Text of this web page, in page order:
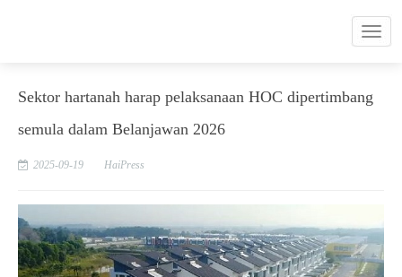
Sektor hartanah harap pelaksanaan HOC dipertimbang
semula dalam Belanjawan 2026
2025-09-19 HaiPress